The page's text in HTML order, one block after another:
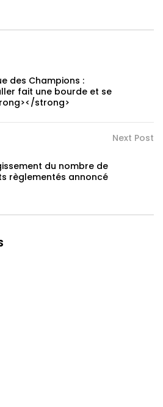
des Champions :
fait une bourde et se
strong>
Next Post
du nombre de
règlementés annoncé